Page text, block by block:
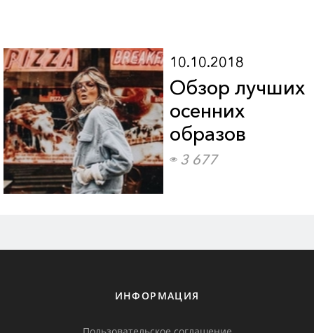
10.10.2018
Обзор лучших
осенних
образов
3 677
ИНФОРМАЦИЯ